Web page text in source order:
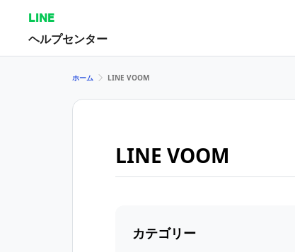
LINE
ヘルプセンター
ホーム LINE VOOM
LINE VOOM
カテゴリー